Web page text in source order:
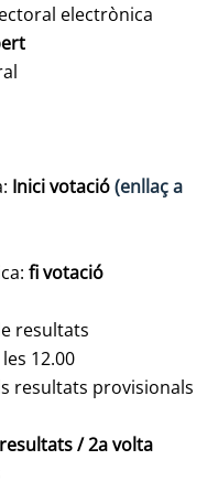
electrònica
Inici votació(enllaç a
fi votació
resultats
12.00
resultats provisionals
/ 2a volta